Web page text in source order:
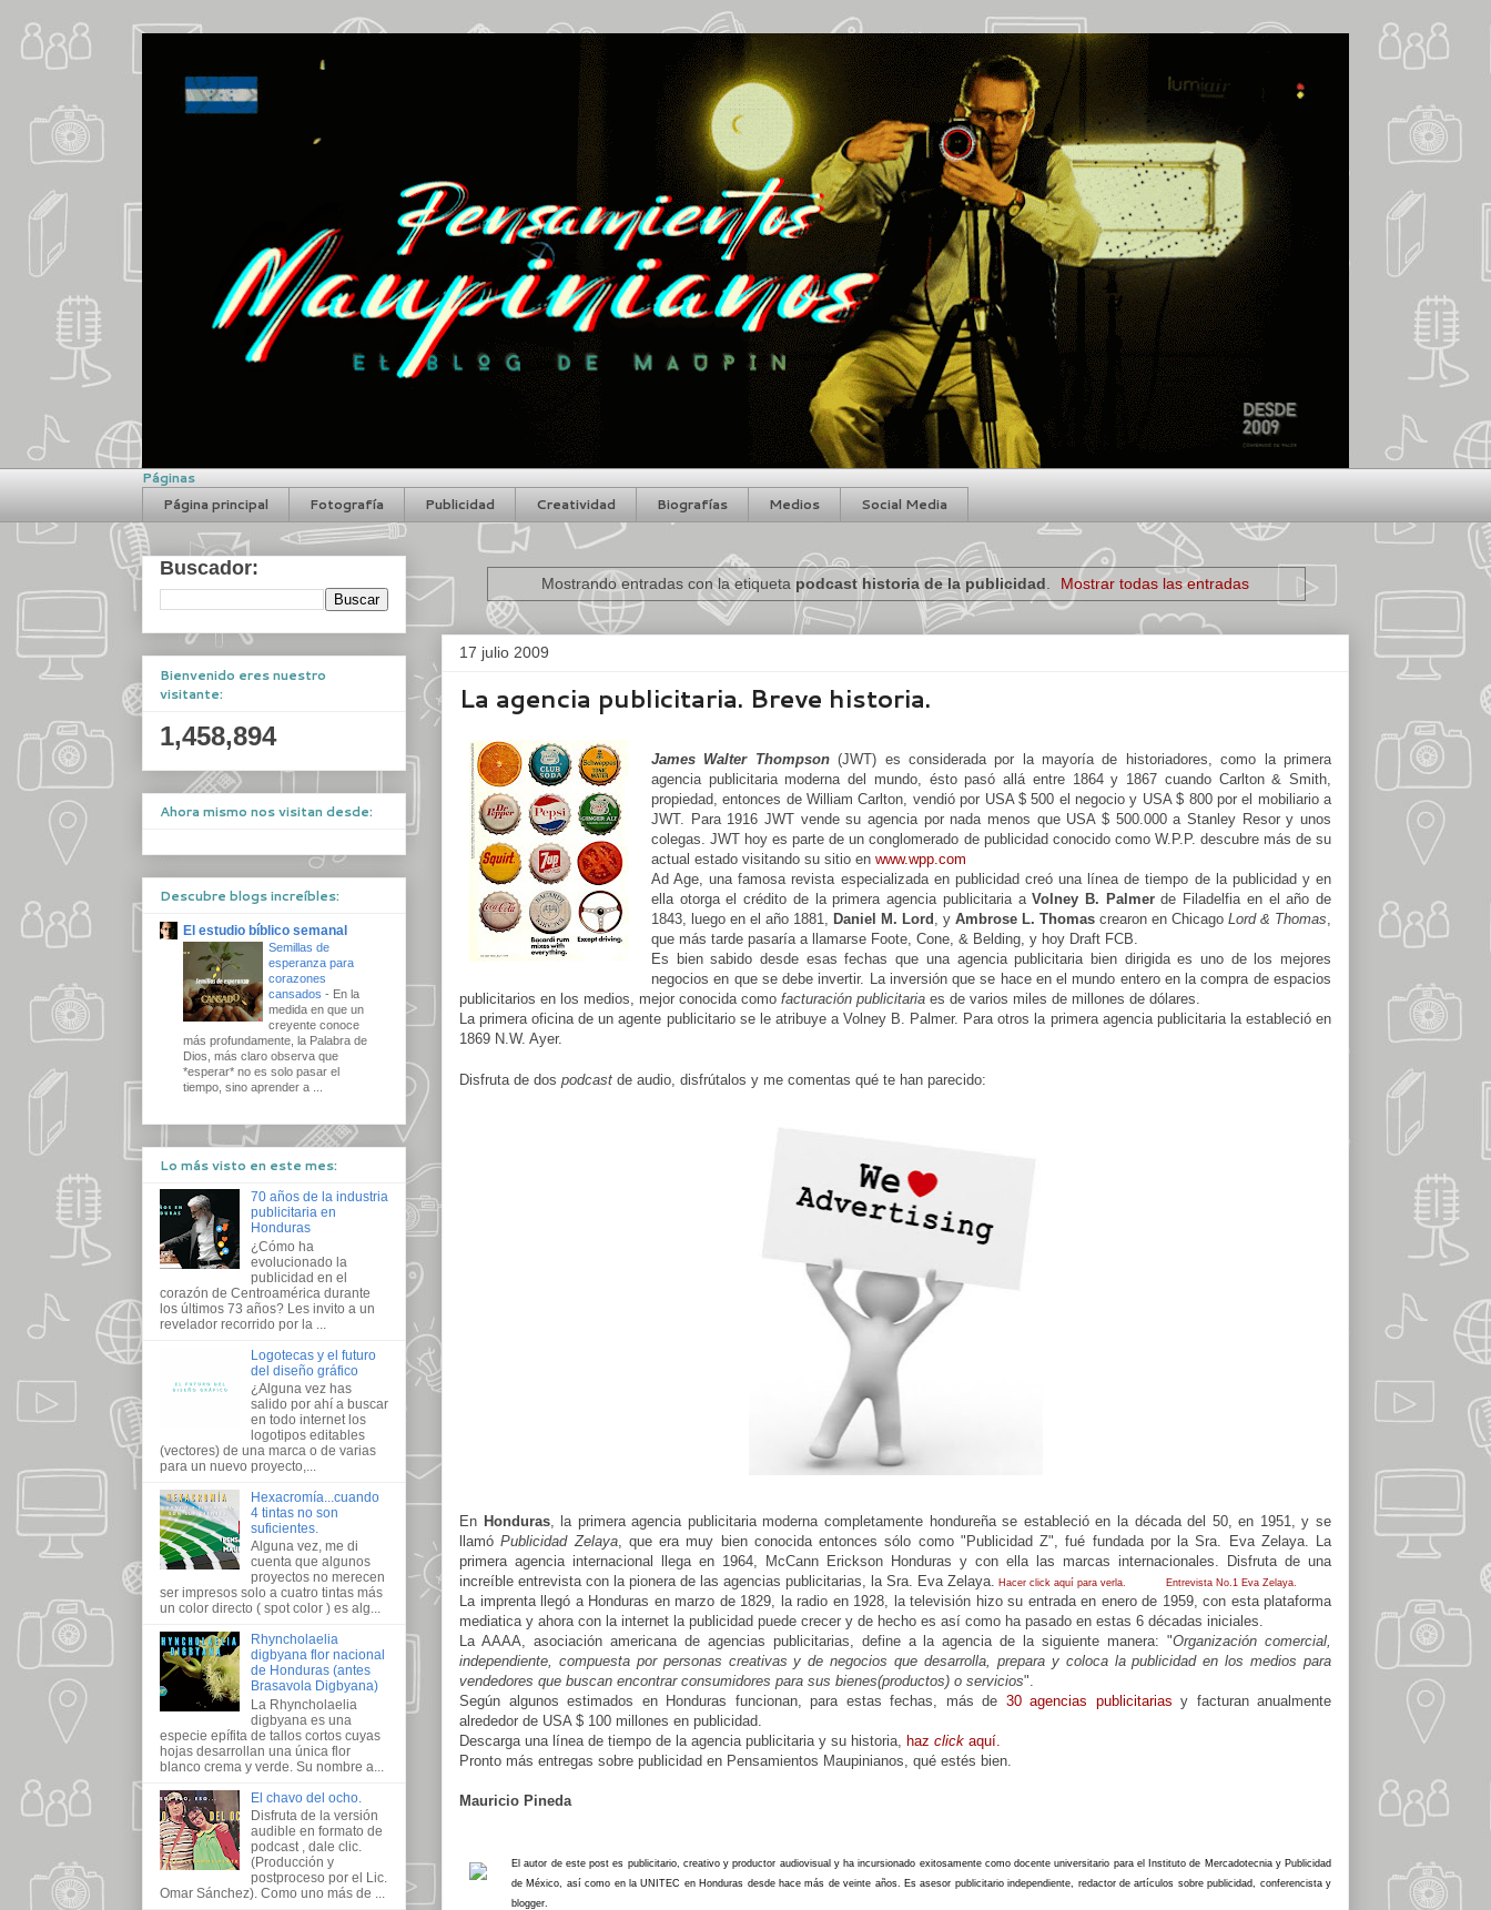
Páginas
Página principal
Fotografía Publicidad Creatividad Biografías Medios Social Media
Mostrando entradas con la etiqueta podcast historia de la publicidad Mostrar todas las entradas
17 julio 2009
La agencia publicitaria. Breve historia.
James Walter Thompson(JWT) es considerada por la mayoría de historiadores, como la primera
agencia publicitaria moderna del mundo, ésto pasó allá entre 1864 y 1867 cuando Carlton & Smith,
propiedad, entonces de William Carlton, vendió por USA $ 500 el negocio y USA $ 800 por el mobiliario a
JWT. Para 1916 JWT vende su agencia por nada menos que USA $ 500.000 a Stanley Resor y unos
colegas. JWT hoy es parte de un conglomerado de publicidad conocido como W.P.P. descubre más de su
actual estado visitando su sitio en www.wpp.com
Ad Age, una famosa revista especializada en publicidad creó una línea de tiempo de la publicidad y en
ella otorga el crédito de la primera agencia publicitaria aVolney B. Palmerde Filadelfia en el año de
1843, luego en el año 1881,
Daniel M. Lord , y Ambrose L. Thomas crearon en Chicago Lord & Thomas
que más tarde pasaría a llamarse Foote, Cone, & Belding, y hoy Draft FCB.
Es bien sabido desde esas fechas que una agencia publicitaria bien dirigida es uno de los mejores
negocios en que se debe invertir. La inversión que se hace en el mundo entero en la compra de espacios
publicitarios en los medios, mejor conocida como facturación publicitaria es de varios miles de millones de dólares.
La primera oficina de un agente publicitario se le atribuye a Volney B. Palmer. Para otros la primera agencia publicitaria la estableció en
1869 N.W. Ayer.
Disfruta de dos podcast de audio, disfrútalos y me comentas qué te han parecido:
En Honduras, la primera agencia publicitaria moderna completamente hondureña se estableció en la década del 50, en 1951, y se
llamóPublicidad Zelaya, que era muy bien conocida entonces sólo como "Publicidad Z", fué fundada por la Sra. Eva Zelaya. La
primera agencia internacional llega en 1964, McCann Erickson Honduras y con ella las marcas internacionales. Disfruta de una
increíble entrevista con la pionera de las agencias publicitarias, la Sra. Eva Zelaya.
Hacer click aquí para verla. Entrevista No.1 Eva Zelaya.
La imprenta llegó a Honduras en marzo de 1829, la radio en 1928, la televisión hizo su entrada en enero de 1959, con esta plataforma
mediatica y ahora con la internet la publicidad puede crecer y de hecho es así como ha pasado en estas 6 décadas iniciales.
La AAAA, asociación americana de agencias publicitarias, define a la agencia de la siguiente manera: "Organización comercial,
independiente, compuesta por personas creativas y de negocios que desarrolla, prepara y coloca la publicidad en los medios para
vendedores que buscan encontrar consumidores para sus bienes(productos) o servicios".
Según algunos estimados en Honduras funcionan, para estas fechas, más de 30 agencias publicitarias y facturan anualmente
alrededor de USA $ 100 millones en publicidad.
Descarga una línea de tiempo de la agencia publicitaria y su historia,
haz click aquí.
Pronto más entregas sobre publicidad en Pensamientos Maupinianos, qué estés bien.
Mauricio Pineda
El autor de este post es publicitario, creativo y productor audiovisual y ha incursionado exitosamente como docente universitario para el Instituto de Mercadotecnia y Publicidad
de México, así como en la UNITEC en Honduras desde hace más de veinte años. Es asesor publicitario independiente, redactor de artículos sobre publicidad, conferencista y
blogger.
Buscador:
Bienvenido eres nuestro
visitante:
1,458,894
Ahora mismo nos visitan desde:
Descubre blogs increíbles:
El estudio bíblico semanal
Semillas de
esperanza para
corazones
cansados - En la
medida en que un
creyente conoce
más profundamente, la Palabra de
Dios, más claro observa que
*esperar* no es solo pasar el
tiempo, sino aprender a ...
Lo más visto en este mes:
70 años de la industria
publicitaria en
Honduras
¿Cómo ha
evolucionado la
publicidad en el
corazón de Centroamérica durante
los últimos 73 años? Les invito a un
revelador recorrido por la ...
Logotecas y el futuro
del diseño gráfico
¿Alguna vez has
salido por ahí a buscar
en todo internet los
logotipos editables
(vectores) de una marca o de varias
para un nuevo proyecto,...
Hexacromía...cuando
4 tintas no son
suficientes.
Alguna vez, me di
cuenta que algunos
proyectos no merecen
ser impresos solo a cuatro tintas más
un color directo ( spot color ) es alg...
Rhyncholaelia
digbyana flor nacional
de Honduras (antes
Brasavola Digbyana)
La Rhyncholaelia
digbyana es una
especie epífita de tallos cortos cuyas
hojas desarrollan una única flor
blanco crema y verde. Su nombre a...
El chavo del ocho.
Disfruta de la versión
audible en formato de
podcast , dale clic.
(Producción y
postproceso por el Lic.
Omar Sánchez). Como uno más de ...